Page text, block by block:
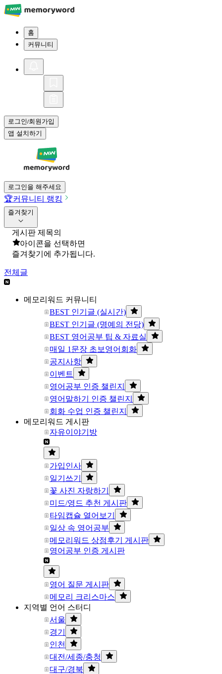
홈
커뮤니티
로그인/회원가입
앱 설치하기
로그인을 해주세요
🏆커뮤니티 랭킹
즐겨찾기
게시판 제목의
아이콘을 선택하면
즐겨찾기에 추가됩니다.
전체글
메모리워드 커뮤니티
BEST 인기글 (실시간)
BEST 인기글 (명예의 전당)
BEST 영어공부 팁 & 자료실
매일 1문장 초보영어회화
공지사항
이벤트
영어공부 인증 챌린지
영어말하기 인증 챌린지
회화 수업 인증 챌린지
메모리워드 게시판
자유이야기방
가입인사
일기쓰기
꽃 사진 자랑하기
미드/영드 추천 게시판
타임캡슐 열어보기
일상 속 영어공부
메모리워드 상점후기 게시판
영어공부 인증 게시판
영어 질문 게시판
메모리 크리스마스
지역별 언어 스터디
서울
경기
인천
대전/세종/충청
대구/경북